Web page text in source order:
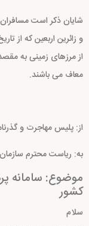
از مرزهای زمینی به
معاف می باشند.
از: پلیس مهاجرت و
به: ریاست محترم
موضوع: سامانه
کشور
سلام